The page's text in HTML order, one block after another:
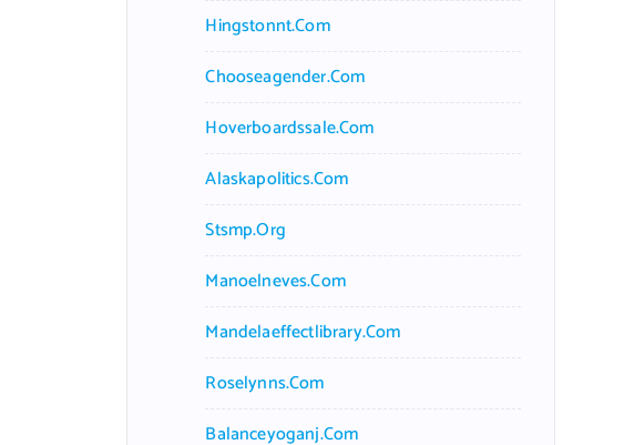
Hingstonnt.com
Chooseagender.com
Hoverboardssale.com
Alaskapolitics.com
Stsmp.org
Manoelneves.com
Mandelaeffectlibrary.com
Roselynns.com
Balanceyoganj.com